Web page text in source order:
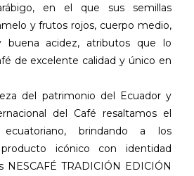
en el que sus semillas
y frutos rojos, cuerpo medio,
buena acidez, atributos que lo
de excelente calidad y único en
del patrimonio del Ecuador y
del Café resaltamos el
brindando a los
icónico con identidad
TRADICIÓN EDICIÓN